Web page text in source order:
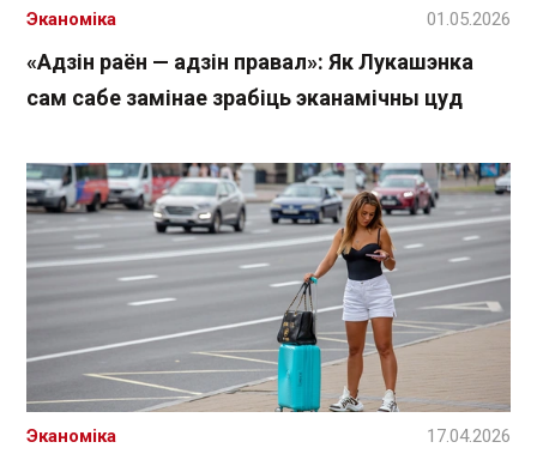
«Адзін раён — адзін правал»: Як Лукашэнка
сам сабе замінае зрабіць эканамічны цуд
Эканоміка 01.05.2026
Эканоміка 17.04.2026